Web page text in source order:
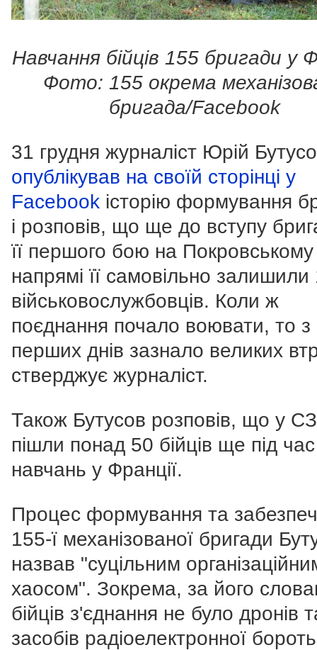
Навчання бійців 155 бригади у
Фото: 155 окрема
бригада/Facebook
31 грудня журналіст Юрій
опублікував на своїй сторінці у
Facebook історію формування
і розповів, що ще до вступу
її першого бою на Покровському
напрямі її самовільно
військовослужбовців. Коли ж
поєднання почало воювати, то з
перших днів зазнало великих
стверджує журналіст.
Також Бутусов розповів, що у
пішли понад 50 бійців ще під час
навчань у Франції.
Процес формування та
155-ї механізованої бригади
назвав "суцільним
хаосом". Зокрема, за його
бійців з'єднання не було дронів
засобів радіоелектронної